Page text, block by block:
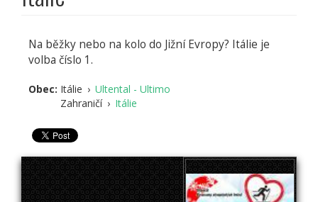
Na běžky nebo na kolo do Jižní Evropy? Itálie je
volba číslo 1.
Obec: Itálie › Ultental - Ultimo
Zahraničí › Itálie